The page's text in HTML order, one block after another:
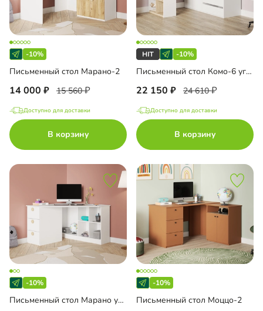
-10%
Письменный стол Марано-2
14 000 15 560
Доступно для доставки
В корзину
-10%
Письменный стол Комо-6 угловой
22 150 24 610
Доступно для доставки
В корзину
-10%
Письменный стол Марано угловой
-10%
Письменный стол Моццо-2